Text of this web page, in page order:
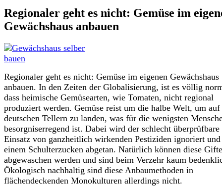
Regionaler geht es nicht: Gemüse im
Gewächshaus anbauen
Regionaler geht es nicht: Gemüse im eigenen Gewächshaus
anbauen. In den Zeiten der Globalisierung, ist es völlig
dass heimische Gemüsearten, wie Tomaten, nicht regional
produziert werden. Gemüse reist um die halbe Welt, um auf
deutschen Tellern zu landen, was für die wenigsten
besorgniserregend ist. Dabei wird der schlecht überprüfbare
Einsatz von ganzheitlich wirkenden Pestiziden ignoriert
einem Schulterzucken abgetan. Natürlich können diese Gifte
abgewaschen werden und sind beim Verzehr kaum
Ökologisch nachhaltig sind diese Anbaumethoden in
flächendeckenden Monokulturen allerdings nicht.